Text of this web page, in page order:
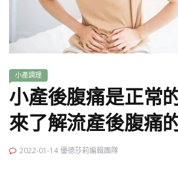
小產調理
小產後腹痛是正常
來了解流產後腹痛
2022-01-14 優德莎莉編輯團隊